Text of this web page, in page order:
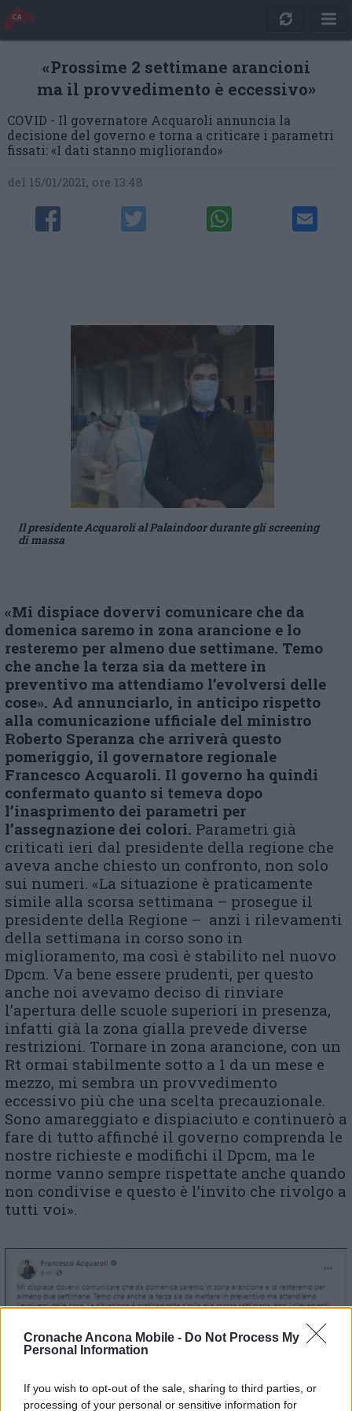
Cronache Ancona Mobile - Do Not Process My
Personal Information
If you wish to opt-out of the sale, sharing to third parties, or
processing of your personal or sensitive information for
«Prossime 2 settimane arancioni
ma il provvedimento è eccessivo»
COVID - Il governatore Acquaroli annuncia la
decisione del governo e torna a criticare i parametri
fissati: «I dati stanno migliorando»
del 15/01/2021, ore 13:48
Il presidente Acquaroli al Palaindoor durante gli screening
di massa
«Mi dispiace dovervi comunicare che da
domenica saremo in zona arancione e lo
resteremo per almeno due settimane. Temo
che anche la terza sia da mettere in
preventivo ma attendiamo l’evolversi delle
cose». Ad annunciarlo, in anticipo rispetto
alla comunicazione ufficiale del ministro
Roberto Speranza che arriverà questo
pomeriggio, il governatore regionale
Francesco Acquaroli. Il governo ha quindi
confermato quanto si temeva dopo
l’inasprimento dei parametri per
l’assegnazione dei colori. Parametri già
criticati ieri dal presidente della regione che
aveva anche chiesto un confronto, non solo
sui numeri. «La situazione è praticamente
simile alla scorsa settimana – prosegue il
presidente della Regione – anzi i rilevamenti
della settimana in corso sono in
miglioramento, ma così è stabilito nel nuovo
Dpcm. Va bene essere prudenti, per questo
anche noi avevamo deciso di rinviare
l’apertura delle scuole superiori in presenza,
infatti già la zona gialla prevede diverse
restrizioni. Tornare in zona arancione, con un
Rt ormai stabilmente sotto a 1 da un mese e
mezzo, mi sembra un provvedimento
eccessivo più che una scelta precauzionale.
Sono amareggiato e dispiaciuto e continuerò a
fare di tutto affinché il governo comprenda le
nostre richieste e modifichi il Dpcm, ma le
norme vanno sempre rispettate anche quando
non condivise e questo è l’invito che rivolgo a
tutti voi».